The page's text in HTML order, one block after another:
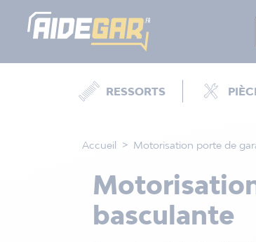
RESSORTS
Accueil Motorisation porte de
basculante